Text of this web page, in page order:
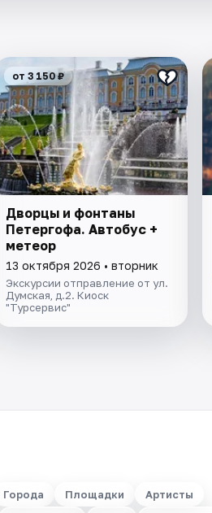
от 3 150 ₽
Дворцы и фонтаны
Петергофа. Автобус +
метеор
13 октября 2026 • вторник
Экскурсии отправление от ул.
Думская, д.2. Киоск
"Турсервис"
Города Площадки
Артисты